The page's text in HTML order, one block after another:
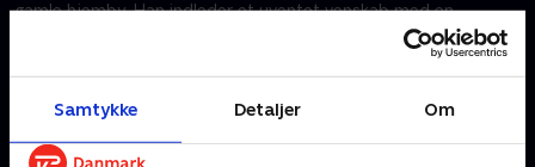
Samtykke Detaljer Om
gamle hjemby. Han indleder et uventet venskab med en
udstødt dreng, der har problemer derhjemme, men snart truer